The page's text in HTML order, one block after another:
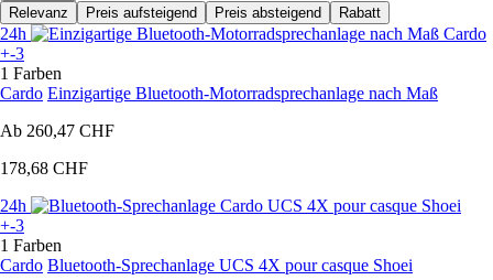
Relevanz
Preis aufsteigend Preis absteigend Rabatt
24h
+-3
1 Farben
Cardo Einzigartige Bluetooth-Motorradsprechanlage nach Maß
Ab 260,47 CHF
178,68 CHF
24h
+-3
1 Farben
Cardo Bluetooth-Sprechanlage UCS 4X pour casque Shoei